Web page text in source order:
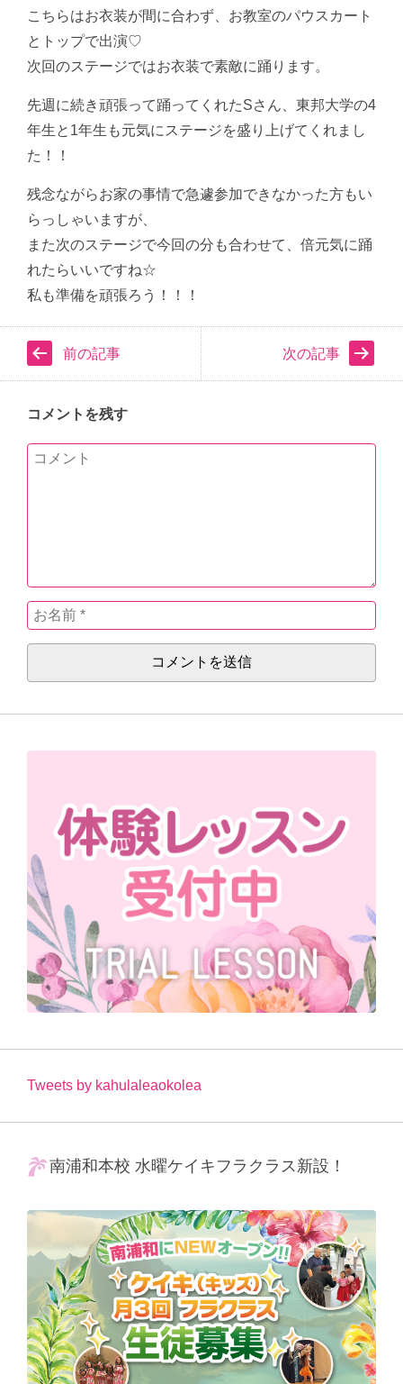
こちらはお衣装が間に合わず、お教室のパウスカート
とトップで出演♡
次回のステージではお衣装で素敵に踊ります。
先週に続き頑張って踊ってくれたSさん、東邦大学の4
年生と1年生も元気にステージを盛り上げてくれまし
た！！
残念ながらお家の事情で急遽参加できなかった方もい
らっしゃいますが、
また次のステージで今回の分も合わせて、倍元気に踊
れたらいいですね☆
私も準備を頑張ろう！！！
前の記事 次の記事
コメントを残す
Tweets by kahulaleaokolea
南浦和本校 水曜ケイキフラクラス新設！